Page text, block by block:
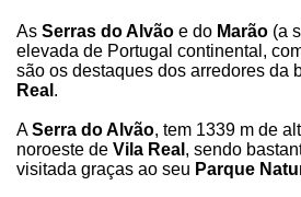
As Serras do Alvão e do Marão (a
elevada de Portugal continental,
são os destaques dos arredores da
Real .
ASerra do Alvão, tem 1339 m de
noroeste de Vila Real , sendo
visitada graças ao seu Parque